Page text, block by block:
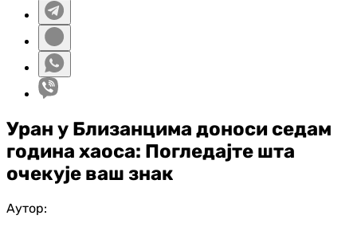
Уран у Близанцима доноси седам
година хаоса: Погледајте шта
очекује ваш знак
Аутор: